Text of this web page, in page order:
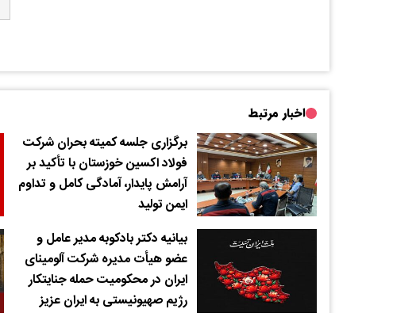
اخبار مرتبط
برگزاری جلسه کمیته بحران شرکت
فولاد اکسین خوزستان با تأکید بر
آرامش پایدار، آمادگی کامل و تداوم
ایمن تولید
بیانیه دکتر بادکوبه مدیر عامل و
عضو هیأت مدیره شرکت آلومینای
ایران در محکومیت حمله جنایتکار
رژیم صهیونیستی به ایران عزیز